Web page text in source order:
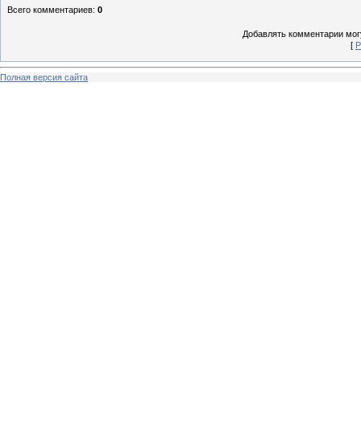
Всего комментариев: 0
Добавлять комментарии
[
Полная версия сайта